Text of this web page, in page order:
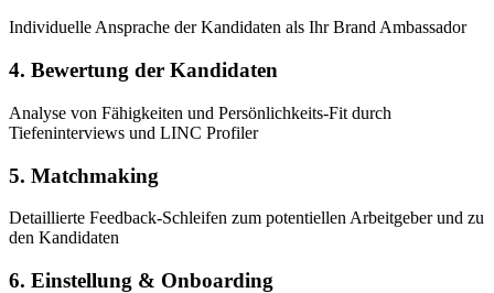
Individuelle Ansprache der Kandidaten als Ihr Brand Ambassador
4. Bewertung der Kandidaten
Analyse von Fähigkeiten und Persönlichkeits-Fit durch
Tiefeninterviews und LINC Profiler
5. Matchmaking
Detaillierte Feedback-Schleifen zum potentiellen Arbeitgeber und zu
den Kandidaten
6. Einstellung & Onboarding